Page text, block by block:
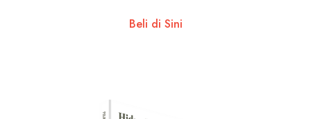
Beli di Sini